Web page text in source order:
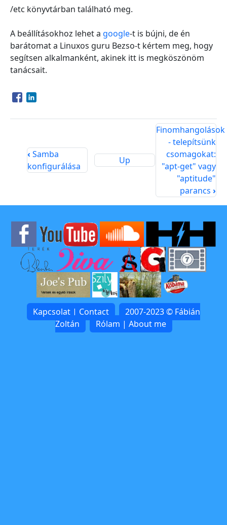
/etc könyvtárban található meg.
A beállításokhoz lehet a google-t is bújni, de én
barátomat a Linuxos guru Bezso-t kértem meg, hogy
segítsen alkalmanként, akinek itt is megköszönöm
tanácsait.
Opens in a new window
Opens in a new window
‹ Samba
konfigurálása
Up
Finomhangolások
- telepítsünk
csomagokat:
"apt-get" vagy
"aptitude"
parancs›
Kapcsolat | Contact
2007-2023 © Fábián
Zoltán
Rólam | About me